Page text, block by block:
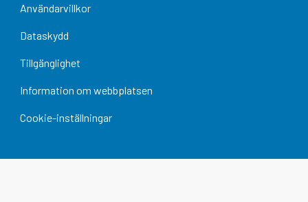
Användarvillkor
Dataskydd
Tillgänglighet
Information om webbplatsen
Cookie-inställningar